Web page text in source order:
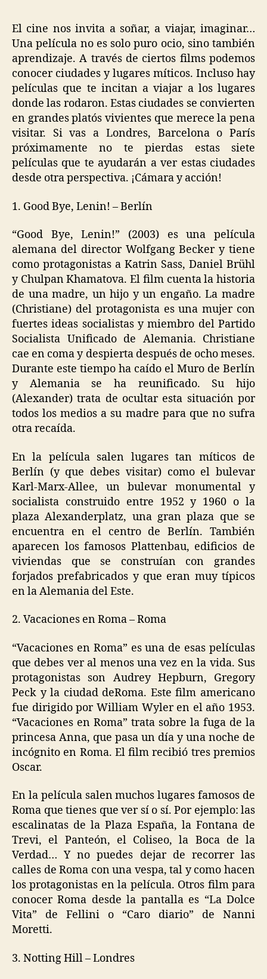
El cine nos invita a soñar, a viajar, imaginar…
Una película no es solo puro ocio, sino también
aprendizaje. A través de ciertos films podemos
conocer ciudades y lugares míticos. Incluso hay
películas que te incitan a viajar a los lugares
donde las rodaron. Estas ciudades se convierten
en grandes platós vivientes que merece la pena
visitar. Si vas a Londres, Barcelona o París
próximamente no te pierdas estas siete
películas que te ayudarán a ver estas ciudades
desde otra perspectiva. ¡Cámara y acción!
1. Good Bye, Lenin! – Berlín
“Good Bye, Lenin!” (2003) es una película
alemana del director Wolfgang Becker y tiene
como protagonistas a Katrin Sass, Daniel Brühl
y Chulpan Khamatova. El film cuenta la historia
de una madre, un hijo y un engaño. La madre
(Christiane) del protagonista es una mujer con
fuertes ideas socialistas y miembro del Partido
Socialista Unificado de Alemania. Christiane
cae en coma y despierta después de ocho meses.
Durante este tiempo ha caído el Muro de Berlín
y Alemania se ha reunificado. Su hijo
(Alexander) trata de ocultar esta situación por
todos los medios a su madre para que no sufra
otra recaída.
En la película salen lugares tan míticos de
Berlín (y que debes visitar) como el bulevar
Karl-Marx-Allee, un bulevar monumental y
socialista construido entre 1952 y 1960 o la
plaza Alexanderplatz, una gran plaza que se
encuentra en el centro de Berlín. También
aparecen los famosos Plattenbau, edificios de
viviendas que se construían con grandes
forjados prefabricados y que eran muy típicos
en la Alemania del Este.
2. Vacaciones en Roma – Roma
“Vacaciones en Roma” es una de esas películas
que debes ver al menos una vez en la vida. Sus
protagonistas son Audrey Hepburn, Gregory
Peck y la ciudad deRoma. Este film americano
fue dirigido por William Wyler en el año 1953.
“Vacaciones en Roma” trata sobre la fuga de la
princesa Anna, que pasa un día y una noche de
incógnito en Roma. El film recibió tres premios
Oscar.
En la película salen muchos lugares famosos de
Roma que tienes que ver sí o sí. Por ejemplo: las
escalinatas de la Plaza España, la Fontana de
Trevi, el Panteón, el Coliseo, la Boca de la
Verdad… Y no puedes dejar de recorrer las
calles de Roma con una vespa, tal y como hacen
los protagonistas en la película. Otros film para
conocer Roma desde la pantalla es “La Dolce
Vita” de Fellini o “Caro diario” de Nanni
Moretti.
3. Notting Hill – Londres